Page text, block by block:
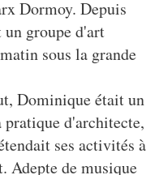
Dormoy. Depuis
un groupe d'art
sous la grande
Dominique était un
d'architecte,
ses activités à
Adepte de musique